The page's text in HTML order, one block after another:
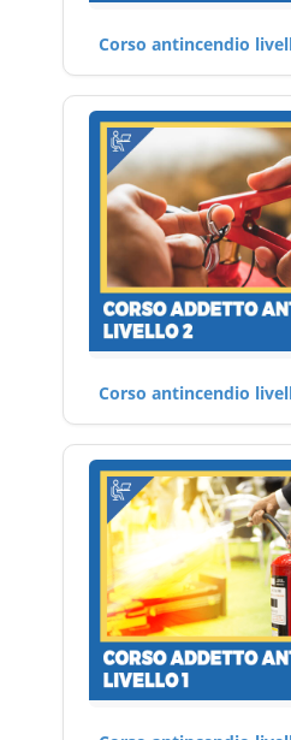
Corso antincendio
Corso antincendio